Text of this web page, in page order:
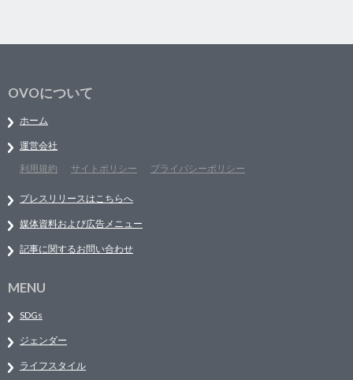
OVOについて
ホーム
運営会社
利用規約
サイトポリシー プライバシーポリシー
プレスリリースはこちらへ
媒体資料および広告メニュー
記事に関するお問い合わせ
MENU
SDGs
ジェンダー
ライフスタイル